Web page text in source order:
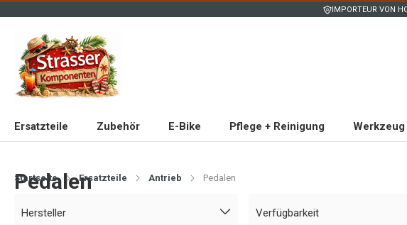
IMPORTEUR VON
Ersatzteile Zubehör E-Bike Pflege + Reinigung Werkzeug
Startseite Ersatzteile Antrieb Pedalen
Pedalen
Hersteller Verfügbarkeit